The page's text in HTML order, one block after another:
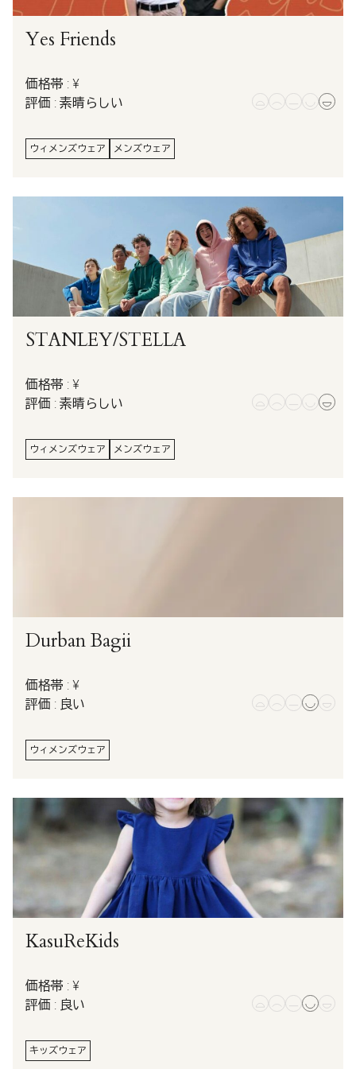
Yes Friends
価格帯 : ¥
評価 : 素晴らしい
ウィメンズウェア メンズウェア
STANLEY/STELLA
価格帯 : ¥
評価 : 素晴らしい
ウィメンズウェア メンズウェア
Durban Bagii
価格帯 : ¥
評価 : 良い
ウィメンズウェア
KasuReKids
価格帯 : ¥
評価 : 良い
キッズウェア